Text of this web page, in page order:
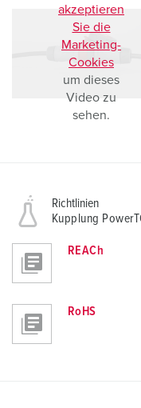
akzeptieren
Sie die
Marketing-
Cookies
um dieses
Video zu
sehen.
Richtlinien
Kupplung
REACh
RoHS